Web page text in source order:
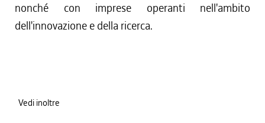
nonché con imprese operanti nell'ambito
dell'innovazione e della ricerca.
Vedi inoltre